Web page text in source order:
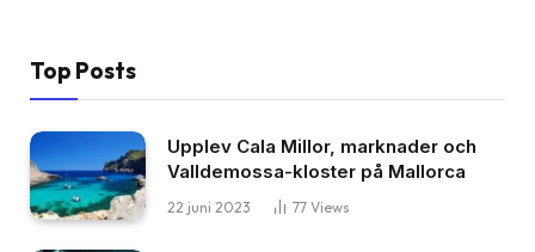
Top Posts
Upplev Cala Millor, marknader och
Valldemossa-kloster på Mallorca
22 juni 2023 77 Views